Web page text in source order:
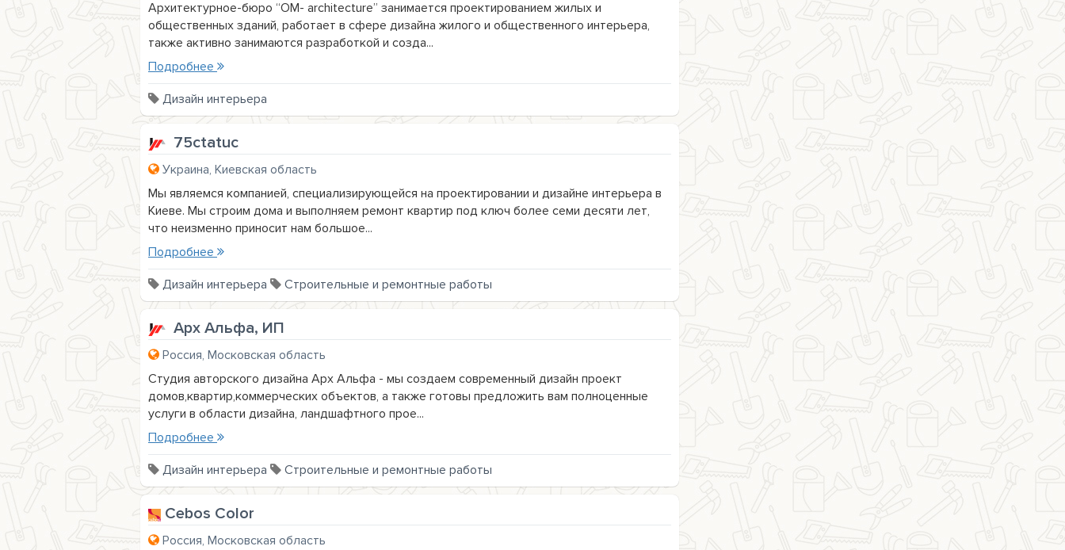
Архитектурное-бюро “OM- architecture” занимается проектированием жилых и
общественных зданий, работает в сфере дизайна жилого и общественного интерьера,
также активно занимаются разработкой и созда...
Подробнее
Дизайн интерьера
75ctatuc
Украина, Киевская область
Мы являемся компанией, специализирующейся на проектировании и дизайне интерьера в
Киеве. Мы строим дома и выполняем ремонт квартир под ключ более семи десяти лет,
что неизменно приносит нам большое...
Подробнее
Дизайн интерьера Строительные и ремонтные работы
Арх Альфа, ИП
Россия, Московская область
Студия авторского дизайна Арх Альфа - мы создаем современный дизайн проект
домов,квартир,коммерческих объектов, а также готовы предложить вам полноценные
услуги в области дизайна, ландшафтного прое...
Подробнее
Дизайн интерьера Строительные и ремонтные работы
Cebos Color
Россия, Московская область